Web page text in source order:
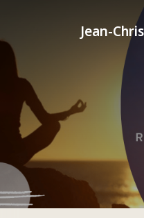
Jean-